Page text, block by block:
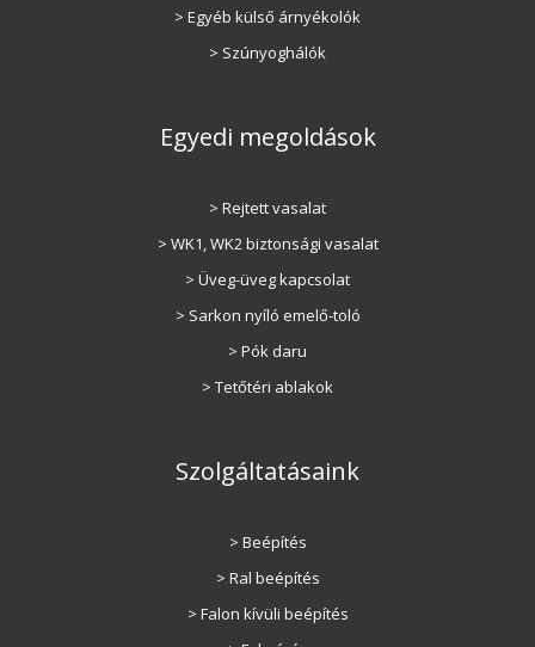
> Egyéb külső árnyékolók
> Szúnyoghálók
Egyedi megoldások
> Rejtett vasalat
> WK1, WK2 biztonsági vasalat
> Üveg-üveg kapcsolat
> Sarkon nyíló emelő-toló
> Pók daru
> Tetőtéri ablakok
Szolgáltatásaink
> Beépítés
> Ral beépítés
> Falon kívüli beépítés